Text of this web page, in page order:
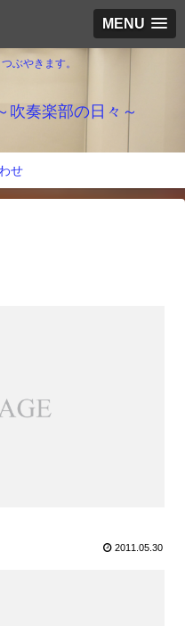
MENU
ぶやきます。
奏楽部の日々～
せ
2011.05.30